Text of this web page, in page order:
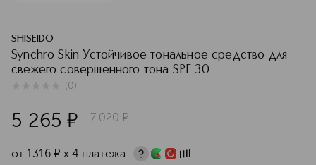
SHISEIDO
Synchro Skin Устойчивое тональное средство для
свежего совершенного тона SPF 30
(0)
5 265 ¤ 7 020 ¤
от 1316 ¤ х 4 платежа